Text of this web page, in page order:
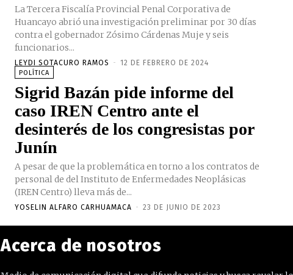
La Tercera Fiscalía Provincial Penal Corporativa de
Huancayo abrió una investigación preliminar por 30 días
contra el gobernador Zósimo Cárdenas Muje y seis
funcionarios...
LEYDI SOTACURO RAMOS - 12 DE FEBRERO DE 2024
POLÍTICA
Sigrid Bazán pide informe del
caso IREN Centro ante el
desinterés de los congresistas por
Junín
A pesar de que la problemática en torno a los contratos de
personal de del Instituto de Enfermedades Neoplásicas
(IREN Centro) lleva más de...
YOSELIN ALFARO CARHUAMACA - 23 DE JUNIO DE 2023
Acerca de nosotros